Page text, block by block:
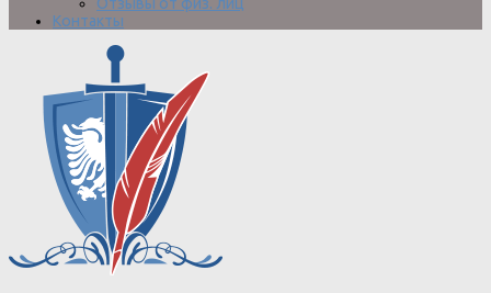
Отзывы от физ. лиц
Контакты